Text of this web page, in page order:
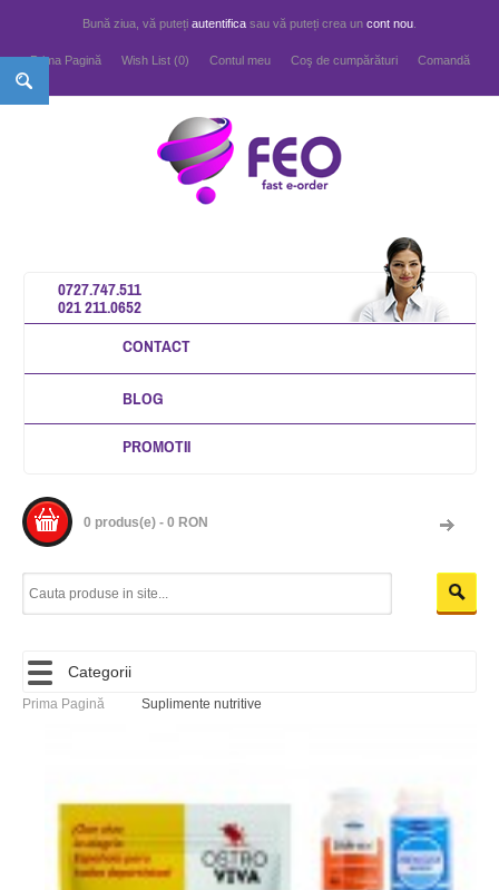
Bună ziua, vă puteți autentifica sau vă puteți crea un cont nou
Prima Pagină Wish List (0) Contul meu Coş de cumpărături Comandă
0727.747.511
021 211.0652
CONTACT
BLOG
PROMOTII
0 produs(e) - 0 RON
Categorii
Prima Pagină Suplimente nutritive